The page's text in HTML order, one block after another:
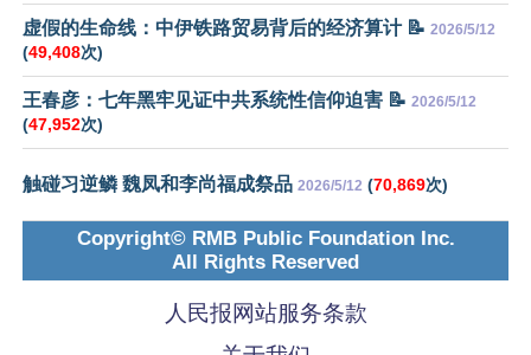
虚假的生命线：中伊铁路贸易背后的经济算计 📝 2026/5/12
(49,408次)
王春彦：七年黑牢见证中共系统性信仰迫害 📝 2026/5/12
(47,952次)
触碰习逆鳞 魏凤和李尚福成祭品 2026/5/12 (70,869次)
Copyright© RMB Public Foundation Inc.
All Rights Reserved
人民报网站服务条款